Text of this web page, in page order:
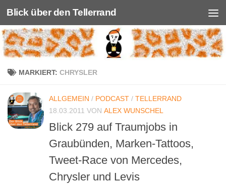
Unter dem Inhalt
Blick über den Tellerrand
MARKIERT: CHRYSLER
ALLGEMEIN / PODCAST / TELLERRAND
18.03.2011 VON ALEX WUNSCHEL
Blick 279 auf Traumjobs in
Graubünden, Marken-Tattoos,
Tweet-Race von Mercedes,
Chrysler und Levis